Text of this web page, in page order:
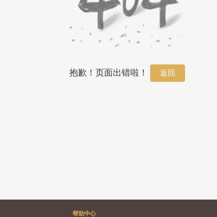
抱歉！页面出错啦！ 返回
帮助中心